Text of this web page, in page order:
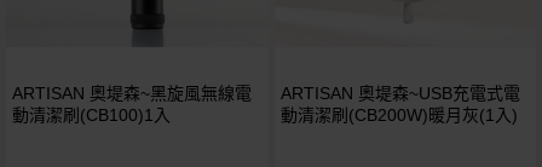
ARTISAN 奧堤森~黑旋風無線電
動清潔刷(CB100)1入
ARTISAN 奧堤森~USB充電式電
動清潔刷(CB200W)暖月灰(1入)